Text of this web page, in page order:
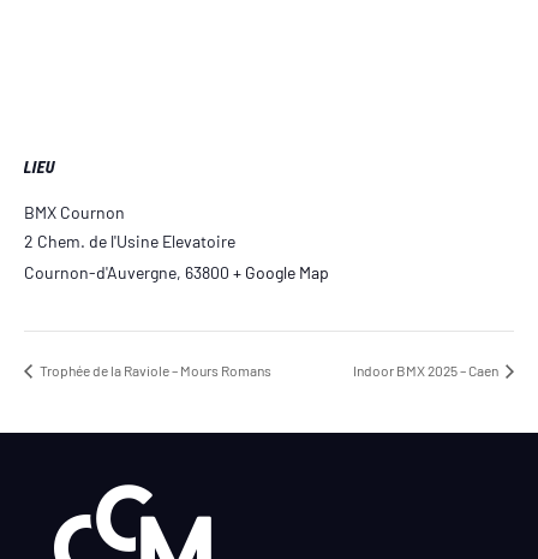
LIEU
BMX Cournon
2 Chem. de l'Usine Elevatoire
Cournon-d'Auvergne, 63800 + Google Map
Trophée de la Raviole – Mours Romans Indoor BMX 2025 – Caen